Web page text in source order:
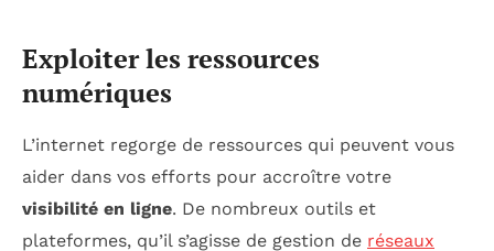
Exploiter les ressources
numériques
L’internet regorge de ressources qui peuvent vous
aider dans vos efforts pour accroître votre
visibilité en ligne. De nombreux outils et
plateformes, qu’il s’agisse de gestion de réseaux